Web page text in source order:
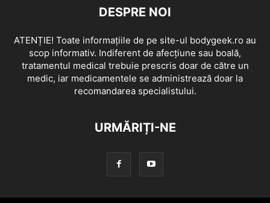
DESPRE NOI
ATENȚIE! Toate informațiile de pe site-ul bodygeek.ro au
scop informativ. Indiferent de afecțiune sau boală,
tratamentul medical trebuie prescris doar de către un
medic, iar medicamentele se administrează doar la
recomandarea specialistului.
URMĂRIȚI-NE